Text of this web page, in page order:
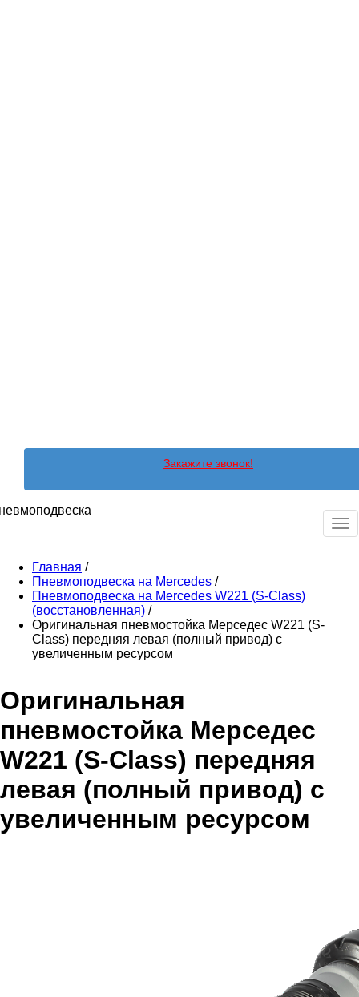
Закажите звонок!
Главная /
Пневмоподвеска на Mercedes /
Пневмоподвеска на Mercedes W221 (S-Сlass)
(восстановленная) /
Оригинальная пневмостойка Мерседес W221 (S-
Сlass) передняя левая (полный привод) с
увеличенным ресурсом
Оригинальная
пневмостойка Мерседес
W221 (S-Сlass) передняя
левая (полный привод) с
увеличенным ресурсом